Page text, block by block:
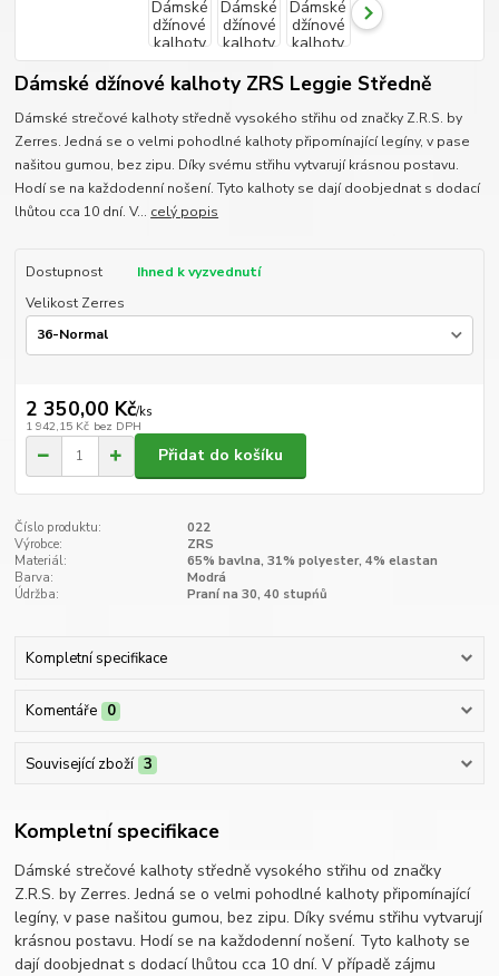
Dámské džínové kalhoty ZRS Leggie Středně
Dámské strečové kalhoty středně vysokého střihu od značky Z.R.S. by
Zerres. Jedná se o velmi pohodlné kalhoty připomínající legíny, v pase
našitou gumou, bez zipu. Díky svému střihu vytvarují krásnou postavu.
Hodí se na každodenní nošení. Tyto kalhoty se dají doobjednat s dodací
lhůtou cca 10 dní. V... celý popis
Dostupnost
Ihned k vyzvednutí
Velikost Zerres
2 350,00 Kč/ks
1 942,15 Kč bez DPH
Přidat do košíku
Číslo produktu:
022
Výrobce:
ZRS
Materiál:
65% bavlna, 31% polyester, 4% elastan
Barva:
Modrá
Údržba:
Praní na 30, 40 stupńů
Kompletní specifikace
Komentáře 0
Související zboží 3
Kompletní specifikace
Dámské strečové kalhoty středně vysokého střihu od značky
Z.R.S. by Zerres. Jedná se o velmi pohodlné kalhoty připomínající
legíny, v pase našitou gumou, bez zipu. Díky svému střihu vytvarují
krásnou postavu. Hodí se na každodenní nošení. Tyto kalhoty se
dají doobjednat s dodací lhůtou cca 10 dní. V případě zájmu